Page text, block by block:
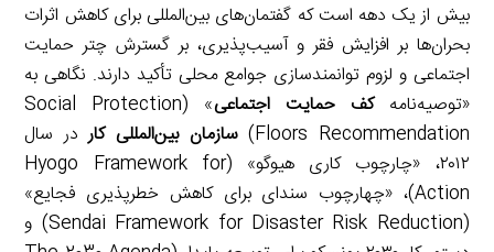
بیش از یک دهه است که گفتمان‌های بین‌المللی برای کاهش اثرات
بحران‌ها بر افزایش فقر و آسیب‌پذیری، بر گسترش چتر حمایت
اجتماعی و لزوم توانمندسازی جوامع محلی تأکید دارند. نگاهی به
«توصیه‌نامهکف حمایت اجتماعی
» (Social Protection
Floors Recommendation)
سازمان بین‌المللی کاردر سال
۲۰۱۲، «چارچوب‌ کاری هیوگو» (Hyogo Framework for
Action)، «چهارچوب سندای برای کاهش خطرپذیری فجایع»
(Sendai Framework for Disaster Risk Reduction) و